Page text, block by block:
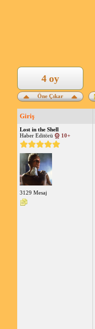
Öne Çıkar
4 oy
Giriş
Lost in the Shell
Haber Editörü
10+
3129 Mesaj